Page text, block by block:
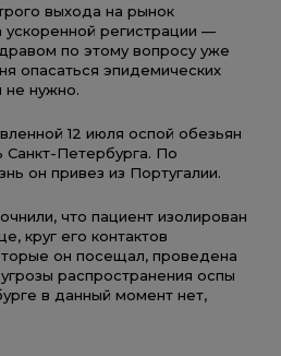
выхода на рынок
регистрации —
по этому вопросу уже
опасаться эпидемических
не нужно.
12 июля оспой обезьян
Петербурга. По
он привез из Португалии.
что пациент изолирован
круг его контактов
он посещал, проведена
распространения оспы
в данный момент нет,